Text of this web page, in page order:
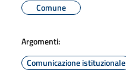
Comune
Argomenti:
Comunicazione istituzionale